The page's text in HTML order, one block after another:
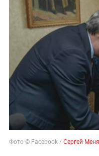
Фото © Facebook /Сергей